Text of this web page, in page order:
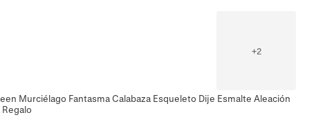
+2
Murciélago Fantasma Calabaza Esqueleto Dije Esmalte Aleación